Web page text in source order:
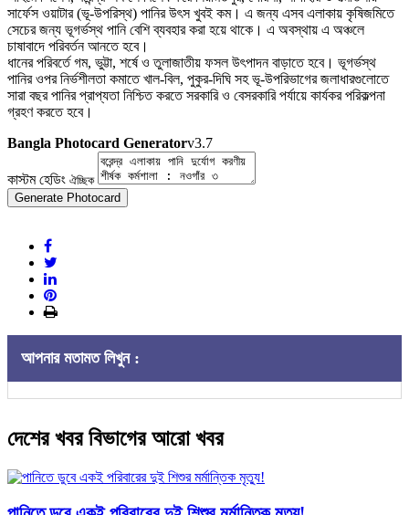
সার্ফেস ওয়াটার (ভূ-উপরিস্থ) পানির উৎস খুবই কম। এ জন্য এসব এলাকায় কৃষিজমিতে
সেচের জন্য ভূগর্ভস্থ পানি বেশি ব্যবহার করা হয়ে থাকে। এ অবস্থায় এ অঞ্চলে
চাষাবাদে পরিবর্তন আনতে হবে।
ধানের পরিবর্তে গম, ভুট্টা, শর্ষে ও তুলাজাতীয় ফসল উৎপাদন বাড়াতে হবে। ভূগর্ভস্থ
পানির ওপর নির্ভশীলতা কমাতে খাল-বিল, পুকুর-দিঘি সহ ভূ-উপরিভাগের জলাধারগুলোতে
সারা বছর পানির প্রাপ্যতা নিশ্চিত করতে সরকারি ও বেসরকারি পর্যায়ে কার্যকর পরিকল্পনা
গ্রহণ করতে হবে।
Bangla Photocard Generatorv3.7
কাস্টম হেডিং ঐচ্ছিক
Generate Photocard
আপনার মতামত লিখুন :
দেশের খবর বিভাগের আরো খবর